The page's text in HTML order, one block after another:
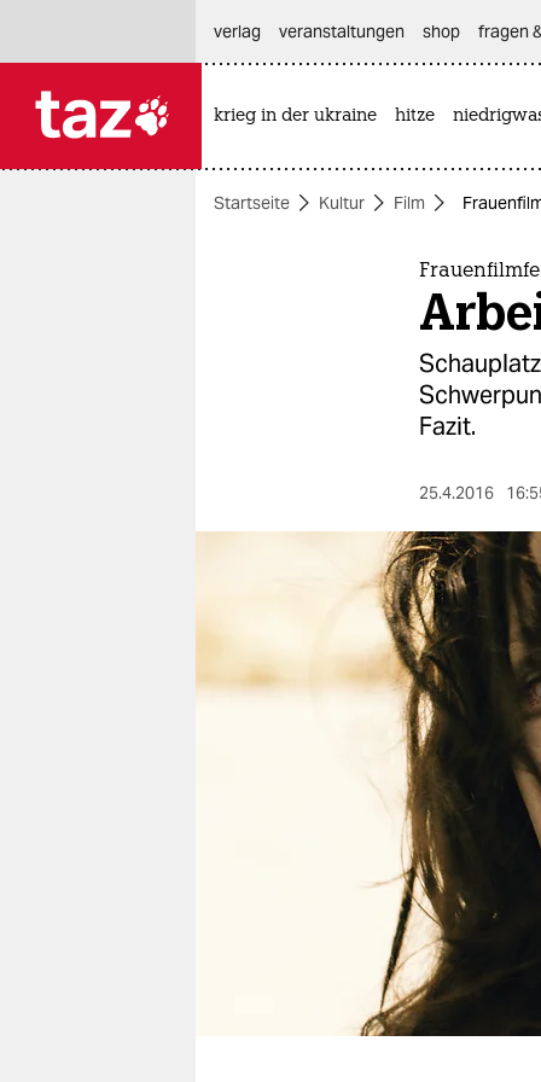
themen
wahrheit
genossenschaft
verlag
veranstaltungen shop fragen
krieg in der ukraine hitze
Startseite Kultur Film
Fazit.
25.4.2016